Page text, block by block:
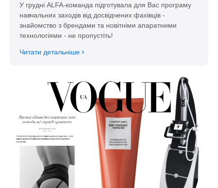
У грудні ALFA-команда підготувала для Вас програму
навчальних заходів від досвідчених фахівців -
знайомство з брендами та новітніми апаратними
технологіями - не пропустіть!
Читати детальніше